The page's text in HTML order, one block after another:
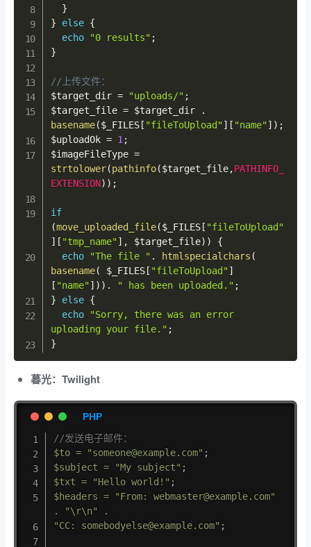
}
}
else {
echo
"0 results" ;
}
//上传文件：
$target_dir = "uploads/" ;
$target_file = $target_dir
.
basename($_FILES [ "fileToUpload"] [ "name"] ) ;
$uploadOk = 1 ;
$imageFileType =
strtolower(pathinfo($target_file,PATHINFO_
EXTENSION) ) ;
if
(move_uploaded_file($_FILES [ "fileToUpload"
] [ "tmp_name"] , $target_file) )
{
echo
"The file " . htmlspecialchars (
basename( $_FILES [ "fileToUpload"]
[ "name"] ) ) . " has been uploaded." ;
}
else {
echo
"Sorry, there was an error
uploading your file." ;
}
暮光：Twilight
//发送电子邮件：
$to = "someone@example.com" ;
$subject = "My subject" ;
$txt = "Hello world!" ;
$headers =
"From: webmaster@example.com"
.
"\r\n"
.
"CC: somebodyelse@example.com" ;